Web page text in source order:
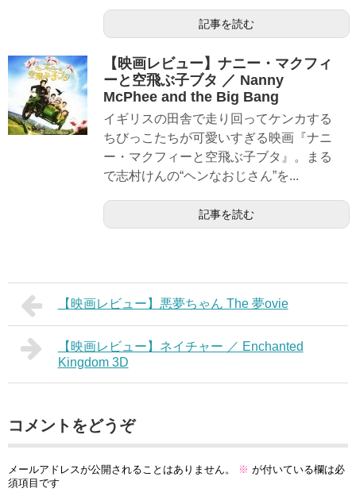
記事を読む
【映画レビュー】ナニー・マクフィ
ーと空飛ぶ子ブタ ／ Nanny
McPhee and the Big Bang
イギリスの田舎で走り回ってケンカする
ちびっこたちが可愛いすぎる映画『ナニ
ー・マクフィーと空飛ぶ子ブタ』。まる
で志村けんの“ヘンなおじさん”を...
記事を読む
【映画レビュー】悪夢ちゃん The 夢ovie
【映画レビュー】ネイチャー ／ Enchanted
Kingdom 3D
コメントをどうぞ
メールアドレスが公開されることはありません。 ※ が付いている欄は必
須項目です